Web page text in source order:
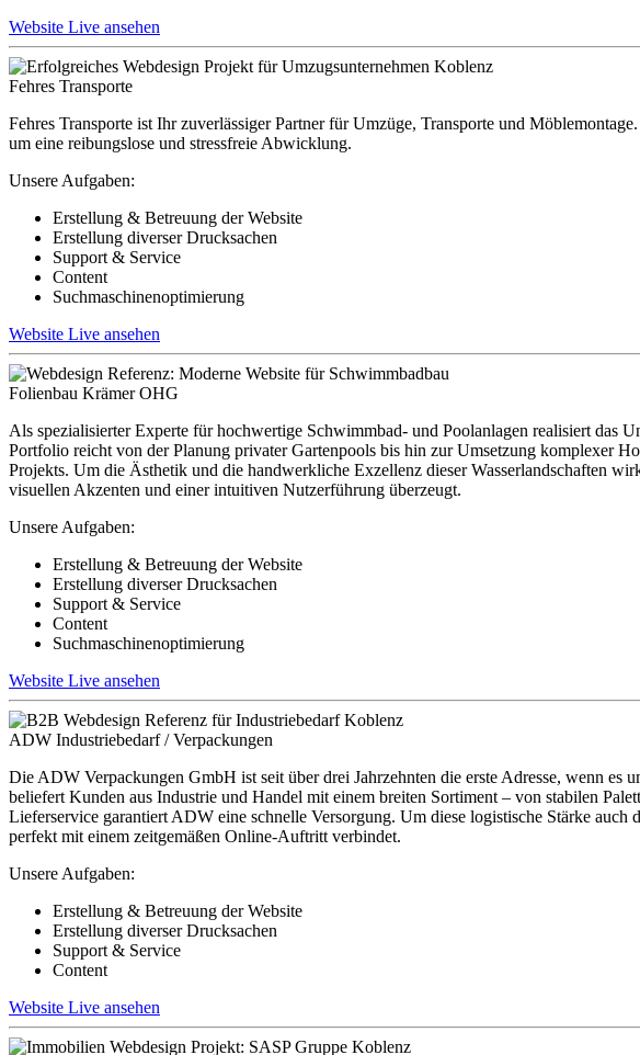
Website Live ansehen
Fehres Transporte
Fehres Transporte ist Ihr zuverlässiger Partner für Umzüge, Transporte und
um eine reibungslose und stressfreie Abwicklung.
Unsere Aufgaben:
Erstellung & Betreuung der Website
Erstellung diverser Drucksachen
Support & Service
Content
Suchmaschinenoptimierung
Website Live ansehen
Folienbau Krämer OHG
Als spezialisierter Experte für hochwertige Schwimmbad- und Poolanlagen realisiert das
Portfolio reicht von der Planung privater Gartenpools bis hin zur Umsetzung komplexer
Projekts. Um die Ästhetik und die handwerkliche Exzellenz dieser Wasserlandschaften
visuellen Akzenten und einer intuitiven Nutzerführung überzeugt.
Unsere Aufgaben:
Erstellung & Betreuung der Website
Erstellung diverser Drucksachen
Support & Service
Content
Suchmaschinenoptimierung
Website Live ansehen
ADW Industriebedarf / Verpackungen
Die ADW Verpackungen GmbH ist seit über drei Jahrzehnten die erste Adresse, wenn es
beliefert Kunden aus Industrie und Handel mit einem breiten Sortiment – von stabilen
Lieferservice garantiert ADW eine schnelle Versorgung. Um diese logistische Stärke auch
perfekt mit einem zeitgemäßen Online-Auftritt verbindet.
Unsere Aufgaben:
Erstellung & Betreuung der Website
Erstellung diverser Drucksachen
Support & Service
Content
Website Live ansehen